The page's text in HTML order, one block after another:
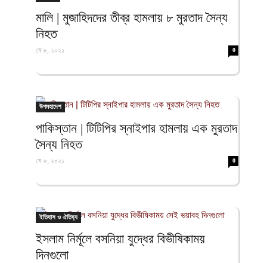
মালি | মুজাহিদদের তীব্র হামলায় ৮ মুরতাদ সৈন্য
নিহত
মে ৮, ২০২১ 0
উপমহাদেশ
পাকিস্তান | টিটিপির স্নাইপার হামলায় এক মুরতাদ
সৈন্য নিহত
মে ৮, ২০২১ 0
ইতিহাস ও ঐতিহ্য
ইসলাম নির্মূলে বসনিয়া যুদ্ধের বিভীষিকাময়
দিনগুলো